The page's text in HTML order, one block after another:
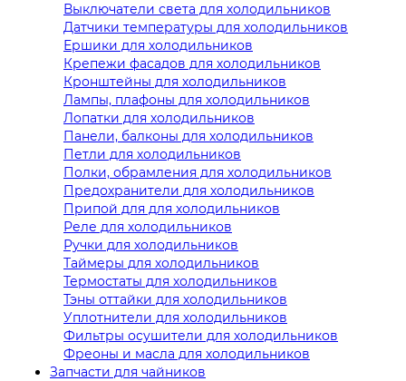
Выключатели света для холодильников
Датчики температуры для холодильников
Ершики для холодильников
Крепежи фасадов для холодильников
Кронштейны для холодильников
Лампы, плафоны для холодильников
Лопатки для холодильников
Панели, балконы для холодильников
Петли для холодильников
Полки, обрамления для холодильников
Предохранители для холодильников
Припой для для холодильников
Реле для холодильников
Ручки для холодильников
Таймеры для холодильников
Термостаты для холодильников
Тэны оттайки для холодильников
Уплотнители для холодильников
Фильтры осушители для холодильников
Фреоны и масла для холодильников
Запчасти для чайников